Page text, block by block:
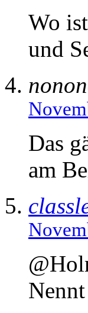
Wo
und
Das
am